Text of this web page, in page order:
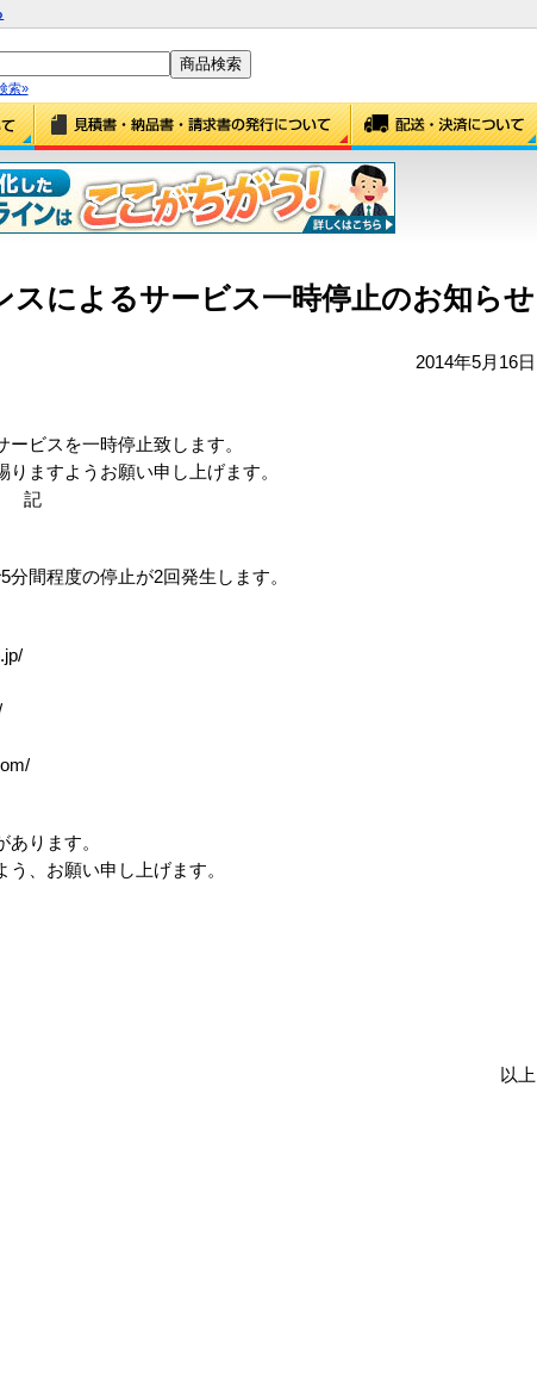
索»
によるサービス一時停止のお知らせ
2014年5月16日
ビスを一時停止致します。
ますようお願い申し上げます。
記
間程度の停止が2回発生します。
ります。
、お願い申し上げます。
以上